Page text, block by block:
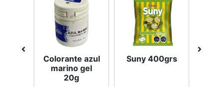
Colorante azul
marino gel
20g
Suny 400grs